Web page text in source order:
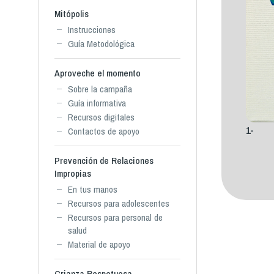
Mitópolis
Instrucciones
Guía Metodológica
Aproveche el momento
Sobre la campaña
Guía informativa
Recursos digitales
Contactos de apoyo
Prevención de Relaciones
Impropias
En tus manos
Recursos para adolescentes
Recursos para personal de
salud
Material de apoyo
1-